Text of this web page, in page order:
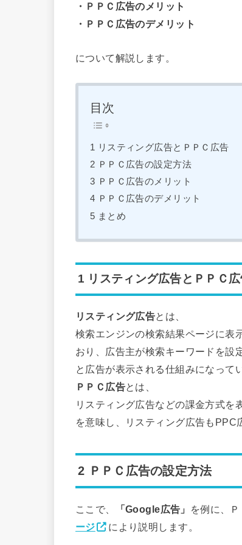
・ＰＰＣ広告のメリット
・ＰＰＣ広告のデメリット
について解説します。
目次
1 リスティング広告とＰＰＣ広告
2 ＰＰＣ広告の設定方法
3 ＰＰＣ広告のメリット
4 ＰＰＣ広告のデメリット
5 まとめ
1 リスティング広告とＰＰＣ
リスティング広告とは、
検索エンジンの検索結果ページに表
おり、広告主が検索キーワードを設
と広告が表示される仕組みになって
ＰＰＣ広告とは、
リスティング広告などの課金方式を
を意味し、リスティング広告もPPC
2 ＰＰＣ広告の設定方法
ここで、 「Google広告」 を例に、
ージ
により説明します。